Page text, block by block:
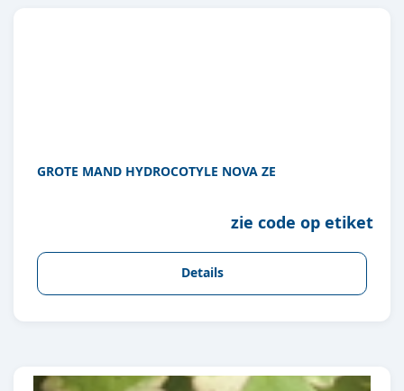
GROTE MAND HYDROCOTYLE NOVA ZE
zie code op etiket
Details